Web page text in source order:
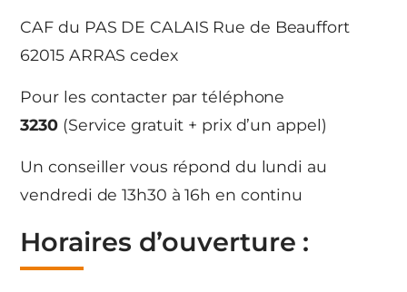
CAF du PAS DE CALAIS Rue de Beauffort
62015 ARRAS cedex
Pour les contacter par téléphone
3230 (Service gratuit + prix d’un appel)
Un conseiller vous répond du lundi au
vendredi de 13h30 à 16h en continu
Horaires d’ouverture :